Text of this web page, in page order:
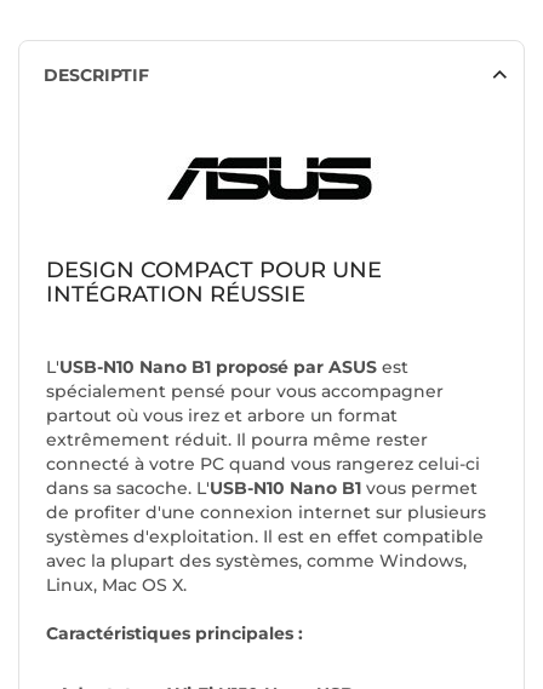
DESCRIPTIF
DESIGN COMPACT POUR UNE
INTÉGRATION RÉUSSIE
L'USB-N10 Nano B1 proposé par ASUS est
spécialement pensé pour vous accompagner
partout où vous irez et arbore un format
extrêmement réduit. Il pourra même rester
connecté à votre PC quand vous rangerez celui-ci
dans sa sacoche. L'USB-N10 Nano B1 vous permet
de profiter d'une connexion internet sur plusieurs
systèmes d'exploitation. Il est en effet compatible
avec la plupart des systèmes, comme Windows,
Linux, Mac OS X.
Caractéristiques principales :